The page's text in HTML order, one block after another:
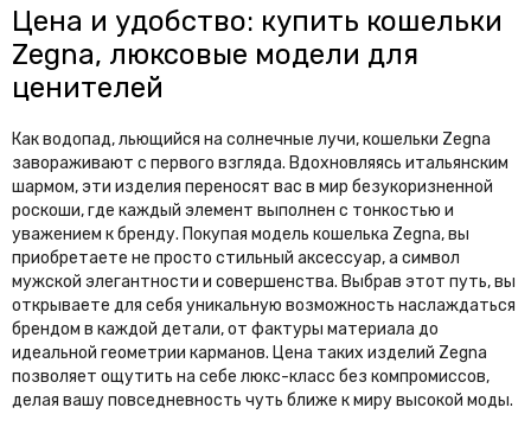
Цена и удобство: купить кошельки
Zegna, люксовые модели для
ценителей
Как водопад, льющийся на солнечные лучи, кошельки Zegna
завораживают с первого взгляда. Вдохновляясь итальянским
шармом, эти изделия переносят вас в мир безукоризненной
роскоши, где каждый элемент выполнен с тонкостью и
уважением к бренду. Покупая модель кошелька Zegna, вы
приобретаете не просто стильный аксессуар, а символ
мужской элегантности и совершенства. Выбрав этот путь, вы
открываете для себя уникальную возможность наслаждаться
брендом в каждой детали, от фактуры материала до
идеальной геометрии карманов. Цена таких изделий Zegna
позволяет ощутить на себе люкс-класс без компромиссов,
делая вашу повседневность чуть ближе к миру высокой моды.